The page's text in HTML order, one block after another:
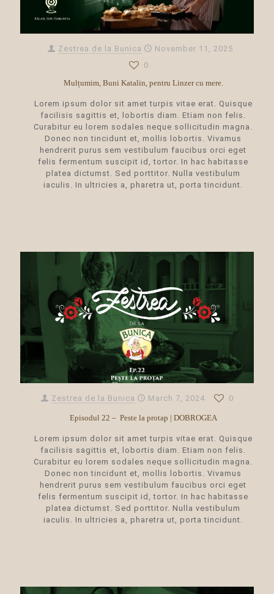
Zestrea de la Bunica
November 11, 2025
0
Mulțumim, Buni Katalin, pentru Linzer cu mere.
Lorem ipsum dolor sit amet turpis vitae erat. Quisque
facilisis sagittis et, lobortis diam. Etiam non felis.
Curabitur eu lorem sodales neque sollicitudin magna.
Donec non tincidunt et, mollis lobortis. Vivamus
hendrerit purus sem vestibulum faucibus orci eget
felis fermentum suscipit id, tortor. In hac habitasse
platea dictumst. Sed porttitor. Nulla vestibulum
iaculis. In ultricies a, pharetra ut, porta tincidunt.
Zestrea de la Bunica March 7, 2024 0
Episodul 22 – Peste la protap | DOBROGEA
Lorem ipsum dolor sit amet turpis vitae erat. Quisque
facilisis sagittis et, lobortis diam. Etiam non felis.
Curabitur eu lorem sodales neque sollicitudin magna.
Donec non tincidunt et, mollis lobortis. Vivamus
hendrerit purus sem vestibulum faucibus orci eget
felis fermentum suscipit id, tortor. In hac habitasse
platea dictumst. Sed porttitor. Nulla vestibulum
iaculis. In ultricies a, pharetra ut, porta tincidunt.